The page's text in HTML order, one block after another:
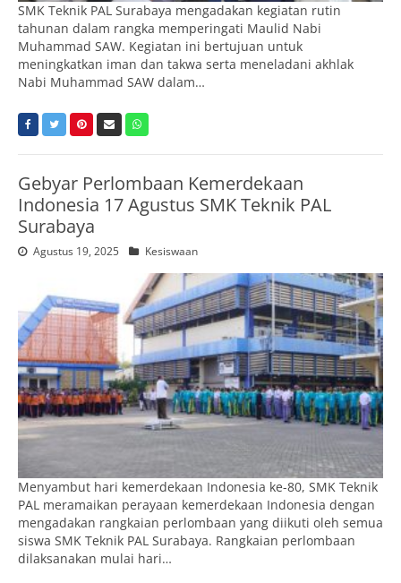
SMK Teknik PAL Surabaya mengadakan kegiatan rutin
tahunan dalam rangka memperingati Maulid Nabi
Muhammad SAW. Kegiatan ini bertujuan untuk
meningkatkan iman dan takwa serta meneladani akhlak
Nabi Muhammad SAW dalam…
Gebyar Perlombaan Kemerdekaan
Indonesia 17 Agustus SMK Teknik PAL
Surabaya
Agustus 19, 2025 Kesiswaan
Menyambut hari kemerdekaan Indonesia ke-80, SMK Teknik
PAL meramaikan perayaan kemerdekaan Indonesia dengan
mengadakan rangkaian perlombaan yang diikuti oleh semua
siswa SMK Teknik PAL Surabaya. Rangkaian perlombaan
dilaksanakan mulai hari…